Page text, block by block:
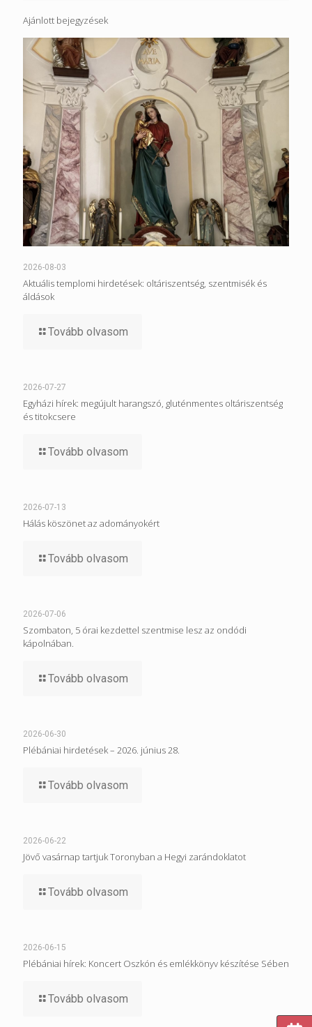
Ajánlott bejegyzések
2026-08-03
Aktuális templomi hirdetések: oltáriszentség, szentmisék és
áldások
Tovább olvasom
2026-07-27
Egyházi hírek: megújult harangszó, gluténmentes oltáriszentség
és titokcsere
Tovább olvasom
2026-07-13
Hálás köszönet az adományokért
Tovább olvasom
2026-07-06
Szombaton, 5 órai kezdettel szentmise lesz az ondódi
kápolnában.
Tovább olvasom
2026-06-30
Plébániai hirdetések – 2026. június 28.
Tovább olvasom
2026-06-22
Jövő vasárnap tartjuk Toronyban a Hegyi zarándoklatot
Tovább olvasom
2026-06-15
Plébániai hírek: Koncert Oszkón és emlékkönyv készítése Sében
Tovább olvasom